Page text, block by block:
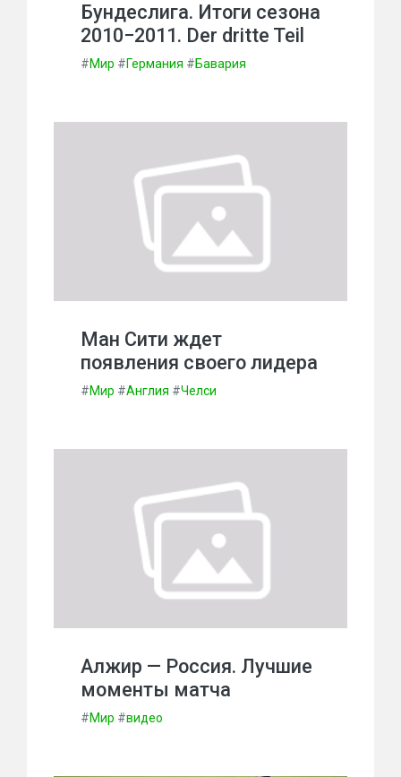
Бундеслига. Итоги сезона
2010−2011. Der dritte Teil
#Мир #Германия #Бавария
Ман Сити ждет
появления своего лидера
#Мир #Англия #Челси
Алжир — Россия. Лучшие
моменты матча
#Мир #видео